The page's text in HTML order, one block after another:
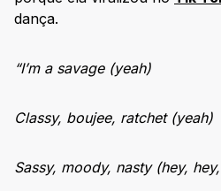
dança.
“I’m a savage (yeah)
Classy, boujee, ratchet (yeah)
Sassy, moody, nasty (hey,